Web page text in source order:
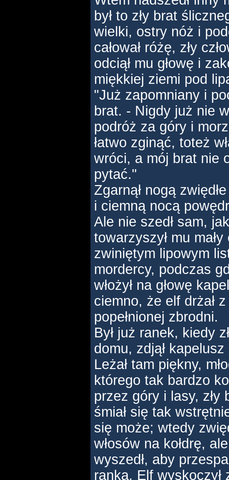
był to zły brat
wielki, ostry nóż i
całował różę, zły
odciął mu głowę i
miękkiej ziemi pod
"Już zapomniany i
brat. - Nigdy już nie
podróż za góry i
łatwo zginąć, toteż
wróci, a mój brat nie
pytać."
Zgarnął nogą
i ciemną nocą
Ale nie szedł sam,
towarzyszył mu
zwiniętym lipowym
mordercy, podczas
włożył na głowę
ciemno, że elf drżał
popełnionej zbrodni.
Był już ranek, kiedy
domu, zdjął
Leżał tam piękny,
którego tak bardzo
przez góry i lasy, zły
śmiał się tak
się może; wtedy
włosów na kołdrę,
wyszedł, aby
ranka. Elf wyskoczył